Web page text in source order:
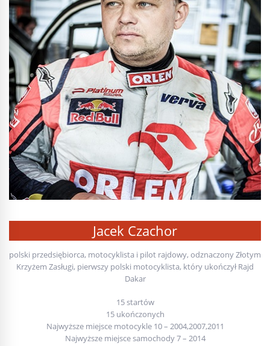
Jacek Czachor
polski przedsiębiorca, motocyklista i pilot rajdowy, odznaczony Złotym
Krzyżem Zasługi, pierwszy polski motocyklista, który ukończył Rajd
Dakar
15 startów
15 ukończonych
Najwyższe miejsce motocykle 10 – 2004,2007,2011
Najwyższe miejsce samochody 7 – 2014